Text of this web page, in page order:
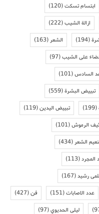
ابتسام تسكت(120)
ازالة الشيب(222)
(194) الشعر(163)
على الشيب(97)
السادس(101)
تبييض البشرة(559)
(199) تبييض اليدين(119)
الرموش(101)
الشعر(434)
(113)
رشيد(167)
عدد الاصابات(151) فن(427)
ليلى الحديوي(97)